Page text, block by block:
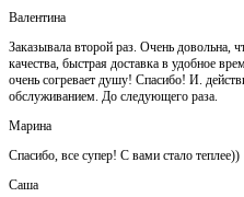
Валентина
Заказывала второй раз. Очень довольна,
качества, быстрая доставка в удобное
очень согревает душу! Спасибо! И.
обслуживанием. До следующего раза.
Марина
Спасибо, все супер! С вами стало теплее))
Саша